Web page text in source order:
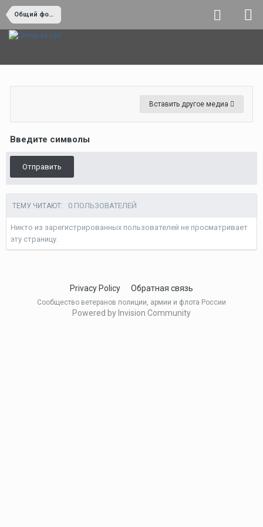
Общий форум
Вставить другое медиа
Введите символы
Отправить
ТЕМУ ЧИТАЮТ: 0 ПОЛЬЗОВАТЕЛЕЙ
Никто из зарегистрированных пользователей не просматривает
эту страницу.
Privacy Policy Обратная связь
Сообщество ветеранов полиции, армии и флота России
Powered by Invision Community